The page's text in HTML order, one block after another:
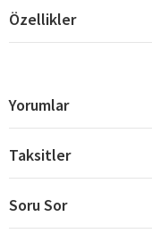
Özellikler
Yorumlar
Taksitler
Soru Sor